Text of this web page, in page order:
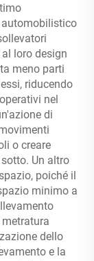
automobilistico
loro design
meno parti
riducendo
nel
di
o creare
Un altro
poiché il
minimo a
dello
e la